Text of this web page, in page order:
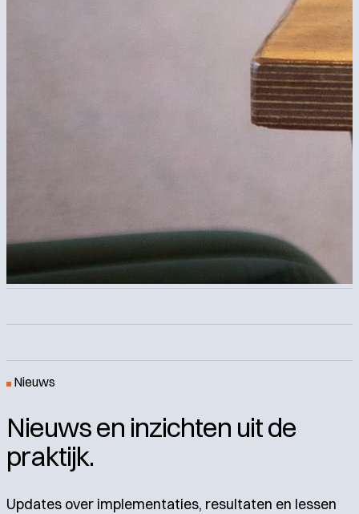
Nieuws
Nieuws en inzichten uit de
praktijk.
Updates over implementaties, resultaten en lessen